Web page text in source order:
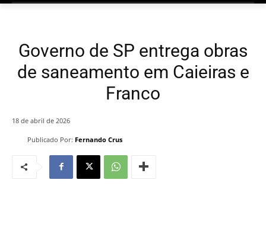
Governo de SP entrega obras
de saneamento em Caieiras e
Franco
Publicado Por: Fernando Crus
18 de abril de 2026